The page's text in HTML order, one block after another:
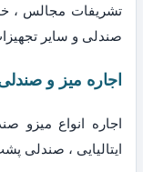
تشریفات مجالس ،
صندلی و سایر
اجاره میز و
اجاره انواع میزو
ایتالیایی ، صندلی